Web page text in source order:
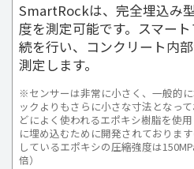
SmartRockは、完全埋込み
度を測定可能です。スマー
続を行い、コンクリート内
測定します。
※センサーは非常に小さく、一般的
ックよりもさらに小さな寸法となっ
どによく使われるエポキシ樹脂を使
に埋め込むために開発されておりま
しているエポキシの圧縮強度は
倍）